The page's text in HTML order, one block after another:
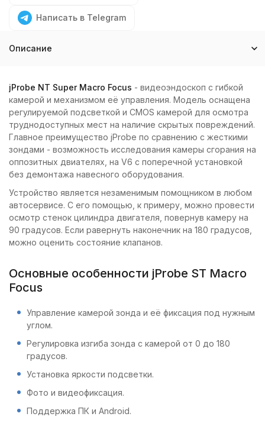
Написать в Telegram
Описание
jProbe NT Super Macro Focus - видеоэндоскоп с гибкой
камерой и механизмом её управления. Модель оснащена
регулируемой подсветкой и CMOS камерой для осмотра
труднодоступных мест на наличие скрытых повреждений.
Главное преимущество jProbe по сравнению с жесткими
зондами - возможность исследования камеры сгорания на
оппозитных двиателях, на V6 с поперечной установкой
без демонтажа навесного оборудования.
Устройство является незаменимым помощником в любом
автосервисе. С его помощью, к примеру, можно провести
осмотр стенок цилиндра двигателя, повернув камеру на
90 градусов. Если равернуть наконечник на 180 градусов,
можно оценить состояние клапанов.
Основные особенности jProbe ST Macro
Focus
Управление камерой зонда и её фиксация под нужным
углом.
Регулировка изгиба зонда с камерой от 0 до 180
градусов.
Установка яркости подсветки.
Фото и видеофиксация.
Поддержка ПК и Android.